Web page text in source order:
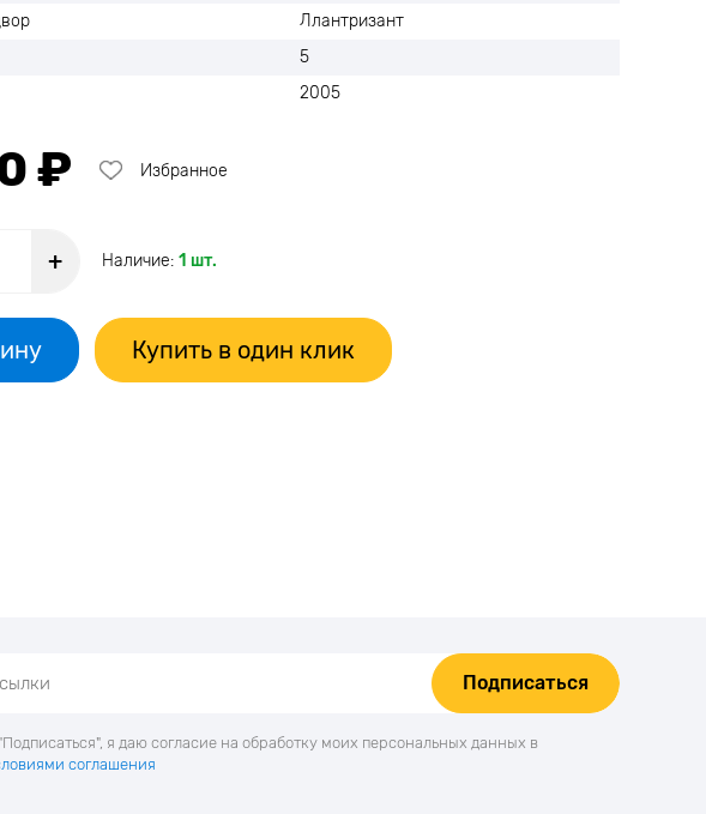
Ллантризант
5
2005
₽ Избранное
+ Наличие: 1 шт.
Купить в один клик
Подписаться
я даю согласие на обработку моих персональных данных в
соглашения